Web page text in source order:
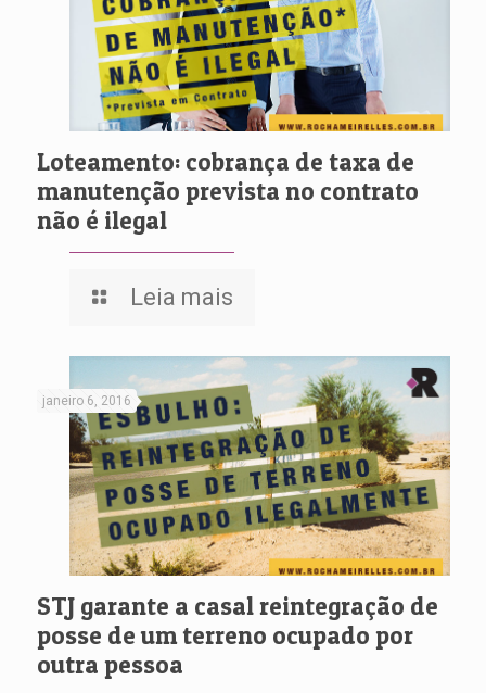
Loteamento: cobrança de taxa de
manutenção prevista no contrato
não é ilegal
Leia mais
janeiro 6, 2016
STJ garante a casal reintegração de
posse de um terreno ocupado por
outra pessoa